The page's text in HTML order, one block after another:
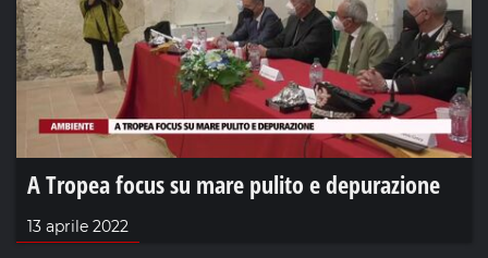
A Tropea focus su mare pulito e depurazione
13 aprile 2022